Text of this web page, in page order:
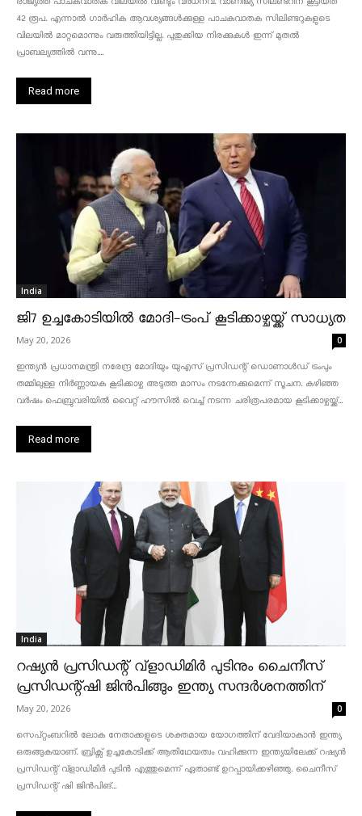
രാജ്യത്ത് പാചകവാതക വിലയിൽ വീണ്ടും വർധനവ്. വാണിജ്യ സിലണ്ടറിന് കൂട്ടിയത്
42 രൂപ. എന്നാൽ ഗാർഹിക ആവശ്യങ്ങൾക്കുള്ള പാചകവാതക സിലിണ്ടറുകളുടെ
വിലയിൽ മാറ്റമൊന്നും വരുത്തിയിട്ടില്ല. പുതുക്കിയ നിരക്കുകൾ ഇന്ന് മുതൽ
പ്രാബല്യത്തിൽ വന്നു....
Read more
India
ജി7 ഉച്ചകോടിയിൽ മോദി-ട്രംപ് കൂടിക്കാഴ്ചയ്ക്ക് സാധ്യത
May 20, 2026 0
ഇന്ത്യൻ പ്രധാനമന്ത്രി നരേന്ദ്ര മോദിയും യുഎസ് പ്രസിഡന്റ് ഡൊണാൾഡ് ട്രംപും
തമ്മിലുള്ള നിർണ്ണായക കൂടിക്കാഴ്ച അടുത്ത മാസം നടന്നേക്കുമെന്ന് സൂചന. കഴിഞ്ഞ
വർഷം ഫെബ്രുവരിയിൽ വൈറ്റ് ഹൗസിൽ വെച്ച് നടന്ന ചരിത്രപരമായ കൂടിക്കാഴ്ചയ്ക്ക്...
Read more
India
റഷ്യൻ പ്രസിഡന്റ് വ്‌ളാഡിമിർ പുടിനും ചൈനീസ്
പ്രസിഡന്റ്ഷി ജിൻപിങ്ങും ഇന്ത്യ സന്ദർശനത്തിന്
May 20, 2026 0
സെപ്റ്റംബറിൽ ലോക നേതാക്കളുടെ ശക്തമായ യോഗത്തിന് വേദിയാകാൻ ഇന്ത്യ
ഒരുങ്ങുകയാണ്. ബ്രിക്സ് ഉച്ചകോടിക്ക് ആതിഥേയത്വം വഹിക്കുന്ന ഇന്ത്യയിലേക്ക് റഷ്യൻ
പ്രസിഡന്റ് വ്‌ളാഡിമിർ പുടിൻ എത്തുമെന്ന് ഏതാണ്ട് ഉറപ്പായിക്കഴിഞ്ഞു. ചൈനീസ്
പ്രസിഡന്റ് ഷി ജിൻപിങ്...